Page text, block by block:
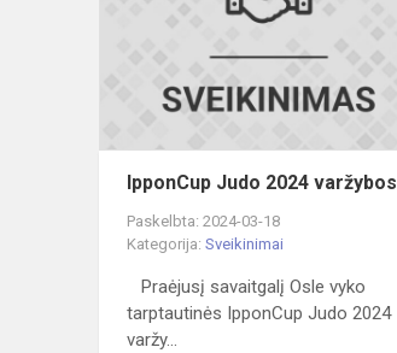
IpponCup Judo 2024 varžybos
Paskelbta: 2024-03-18
Kategorija: Sveikinimai
Praėjusį savaitgalį Osle vyko
tarptautinės IpponCup Judo 2024
varžy...